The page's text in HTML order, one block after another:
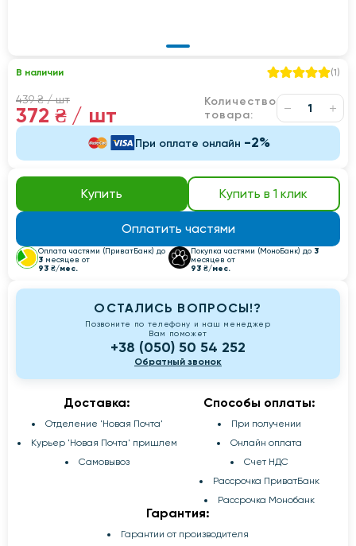
В наличии (1)
439 ₴/ шт
372 ₴/ шт
Количество
товара:
При оплате онлайн -2%
Купить Купить в 1 клик
Оплатить частями
Оплата частями (ПриватБанк) до
3 месяцев от
93 ₴/мес.
Покупка частями (МоноБанк) до 3
месяцев от
93 ₴/мес.
ОСТАЛИСЬ ВОПРОСЫ!?
Позвоните по телефону и наш менеджер
Вам поможет
+38 (050) 50 54 252
Обратный звонок
Доставка:
Отделение 'Новая Почта'
Курьер 'Новая Почта' пришлем
Самовывоз
Способы оплаты:
При получении
Онлайн оплата
Счет НДС
Рассрочка ПриватБанк
Рассрочка Монобанк
Гарантия:
Гарантии от производителя